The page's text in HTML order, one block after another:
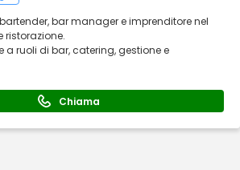
bar manager e imprenditore nel
ristorazione.
a ruoli di bar, catering, gestione e
Chiama